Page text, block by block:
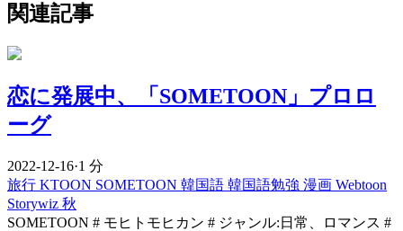
関連記事
恋に発展中、「SOMETOON」プロロ
ーグ
2022-12-16·1 分
旅行 KTOON SOMETOON 韓国語 韓国語勉強 漫画 Webtoon
Storywiz 秋
SOMETOON # モヒトモヒカン # ジャンル:日常、ロマンス #